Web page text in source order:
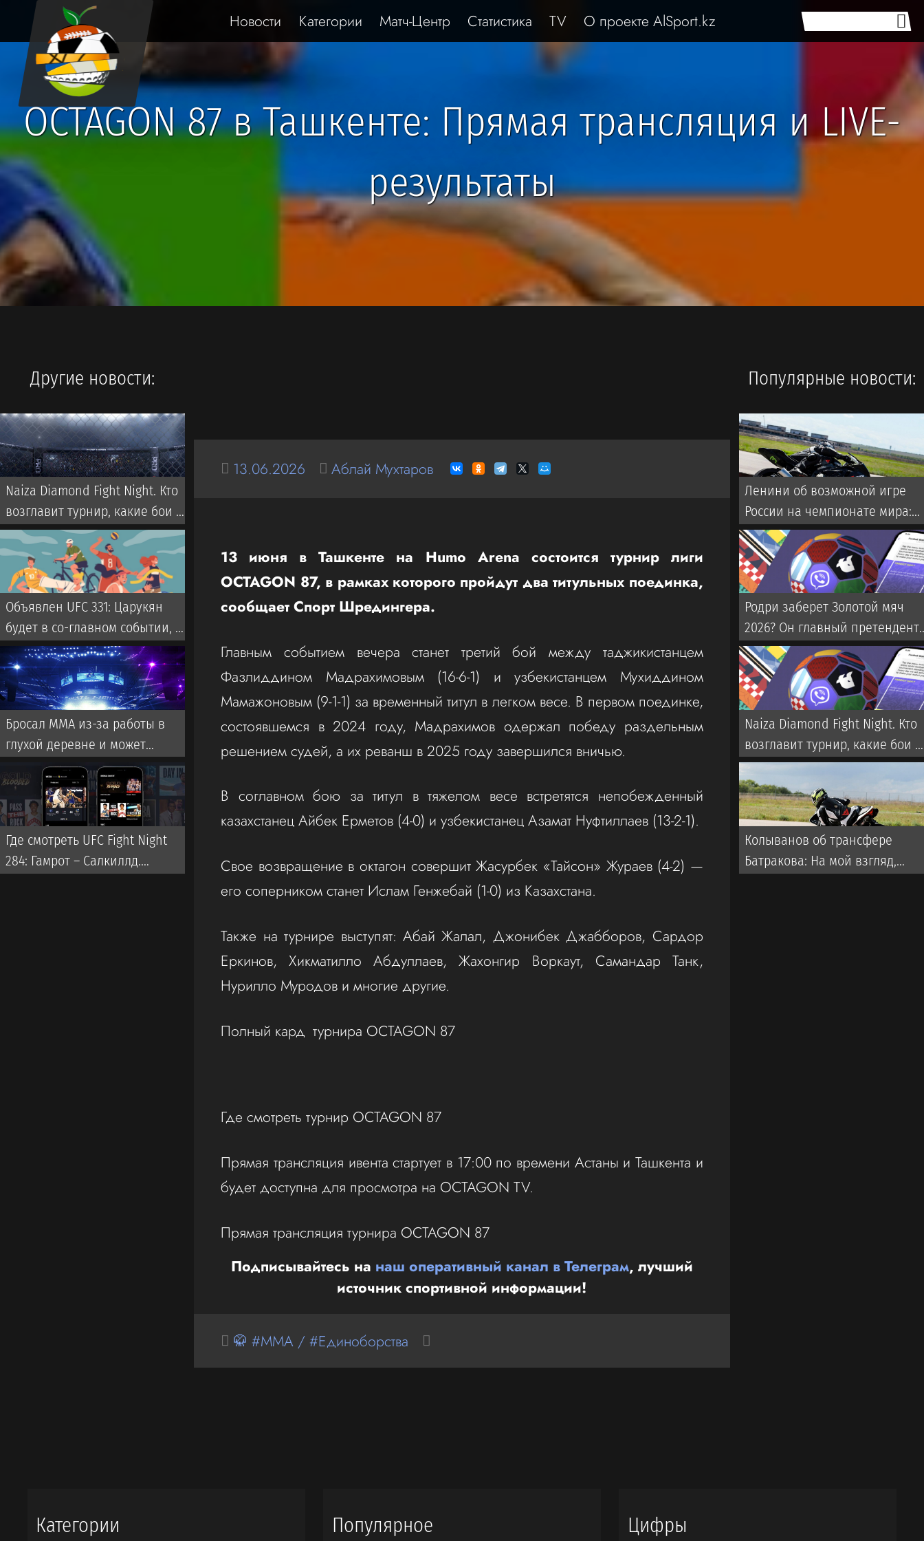
Новости Категории Матч-Центр Статистика TV О проекте AlSport.kz
OCTAGON 87 в Ташкенте: Прямая трансляция и LIVE-
результаты
13.06.2026 Аблай Мухтаров
13 июня в Ташкенте на Humo Arena состоится турнир лиги
OCTAGON 87, в рамках которого пройдут два титульных поединка,
сообщает Спорт Шредингера.
Главным событием вечера станет третий бой между таджикистанцем
Фазлиддином Мадрахимовым (16-6-1) и узбекистанцем Мухиддином
Мамажоновым (9-1-1) за временный титул в легком весе. В первом поединке,
состоявшемся в 2024 году, Мадрахимов одержал победу раздельным
решением судей, а их реванш в 2025 году завершился вничью.
В соглавном бою за титул в тяжелом весе встретятся непобежденный
казахстанец Айбек Ерметов (4-0) и узбекистанец Азамат Нуфтиллаев (13-2-1).
Свое возвращение в октагон совершит Жасурбек «Тайсон» Жураев (4-2) —
его соперником станет Ислам Генжебай (1-0) из Казахстана.
Также на турнире выступят: Абай Жалал, Джонибек Джабборов, Сардор
Еркинов, Хикматилло Абдуллаев, Жахонгир Воркаут, Самандар Танк,
Нурилло Муродов и многие другие.
Полный кард турнира OCTAGON 87
Где смотреть турнир OCTAGON 87
Прямая трансляция ивента стартует в 17:00 по времени Астаны и Ташкента и
будет доступна для просмотра на OCTAGON TV.
Прямая трансляция турнира OCTAGON 87
Подписывайтесь на наш оперативный канал в Телеграм, лучший
источник спортивной информации!
🥋 #MMA / #Единоборства
Другие новости:
Naiza Diamond Fight Night. Кто
возглавит турнир, какие бои и
где смотреть
Объявлен UFC 331: Царукян
будет в со-главном событии, но
не против Оливейры
Бросал ММА из-за работы в
глухой деревне и может
выбить казахстанца из UFC. Что
за боец?
Где смотреть UFC Fight Night
284: Гамрот – Салкиллд.
Популярные новости:
Ленини об возможной игре
России на чемпионате мира:
Они однозначно прошли бы
далеко
Родри заберет Золотой мяч
2026? Он главный претендент
на награду по версии
английского СМИ
Naiza Diamond Fight Night. Кто
возглавит турнир, какие бои и
где смотреть
Колыванов об трансфере
Батракова: На мой взгляд,
Категории Популярное Цифры